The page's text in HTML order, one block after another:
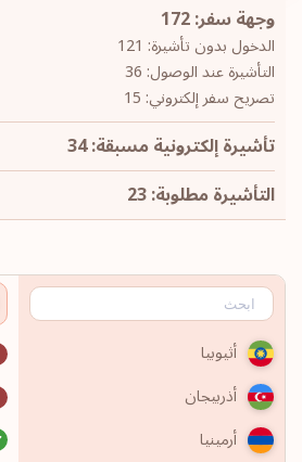
وجهة سفر: 172
الدخول بدون تأشيرة: 121
التأشيرة عند الوصول: 36
تصريح سفر إلكتروني: 15
تأشيرة إلكترونية مسبقة: 34
التأشيرة مطلوبة: 23
أثيوبيا
أذربيجان
أرمينيا